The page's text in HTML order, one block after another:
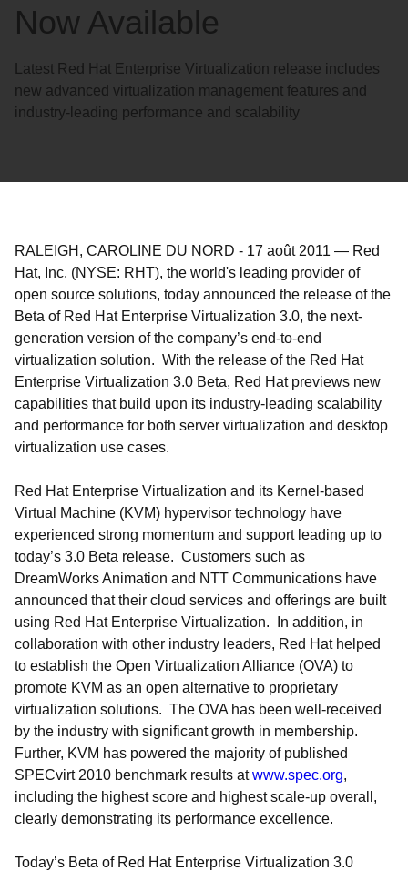
Now Available
Latest Red Hat Enterprise Virtualization release includes
new advanced virtualization management features and
industry-leading performance and scalability
RALEIGH, CAROLINE DU NORD - 17 août 2011 — Red
Hat, Inc. (NYSE: RHT), the world's leading provider of
open source solutions, today announced the release of the
Beta of Red Hat Enterprise Virtualization 3.0, the next-
generation version of the company’s end-to-end
virtualization solution. With the release of the Red Hat
Enterprise Virtualization 3.0 Beta, Red Hat previews new
capabilities that build upon its industry-leading scalability
and performance for both server virtualization and desktop
virtualization use cases.
Red Hat Enterprise Virtualization and its Kernel-based
Virtual Machine (KVM) hypervisor technology have
experienced strong momentum and support leading up to
today’s 3.0 Beta release. Customers such as
DreamWorks Animation and NTT Communications have
announced that their cloud services and offerings are built
using Red Hat Enterprise Virtualization. In addition, in
collaboration with other industry leaders, Red Hat helped
to establish the Open Virtualization Alliance (OVA) to
promote KVM as an open alternative to proprietary
virtualization solutions. The OVA has been well-received
by the industry with significant growth in membership.
Further, KVM has powered the majority of published
SPECvirt 2010 benchmark results atwww.spec.org,
including the highest score and highest scale-up overall,
clearly demonstrating its performance excellence.
Today’s Beta of Red Hat Enterprise Virtualization 3.0